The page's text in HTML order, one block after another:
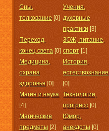
Сны,
толкование [0]
Учения,
духовные
практики [3]
Переход,
конец света [0]
ЗОЖ, питание,
спорт [1]
Медицина,
охрана
здоровья [0]
История,
естествознание
[0]
Магия и наука
[4]
Технологии,
прогресс [0]
Магические
предметы [2]
Юмор,
анекдоты [0]